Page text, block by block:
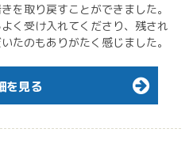
を取り戻すことができました。
く受け入れてくださり、残され
たのもありがたく感じました。
を見る